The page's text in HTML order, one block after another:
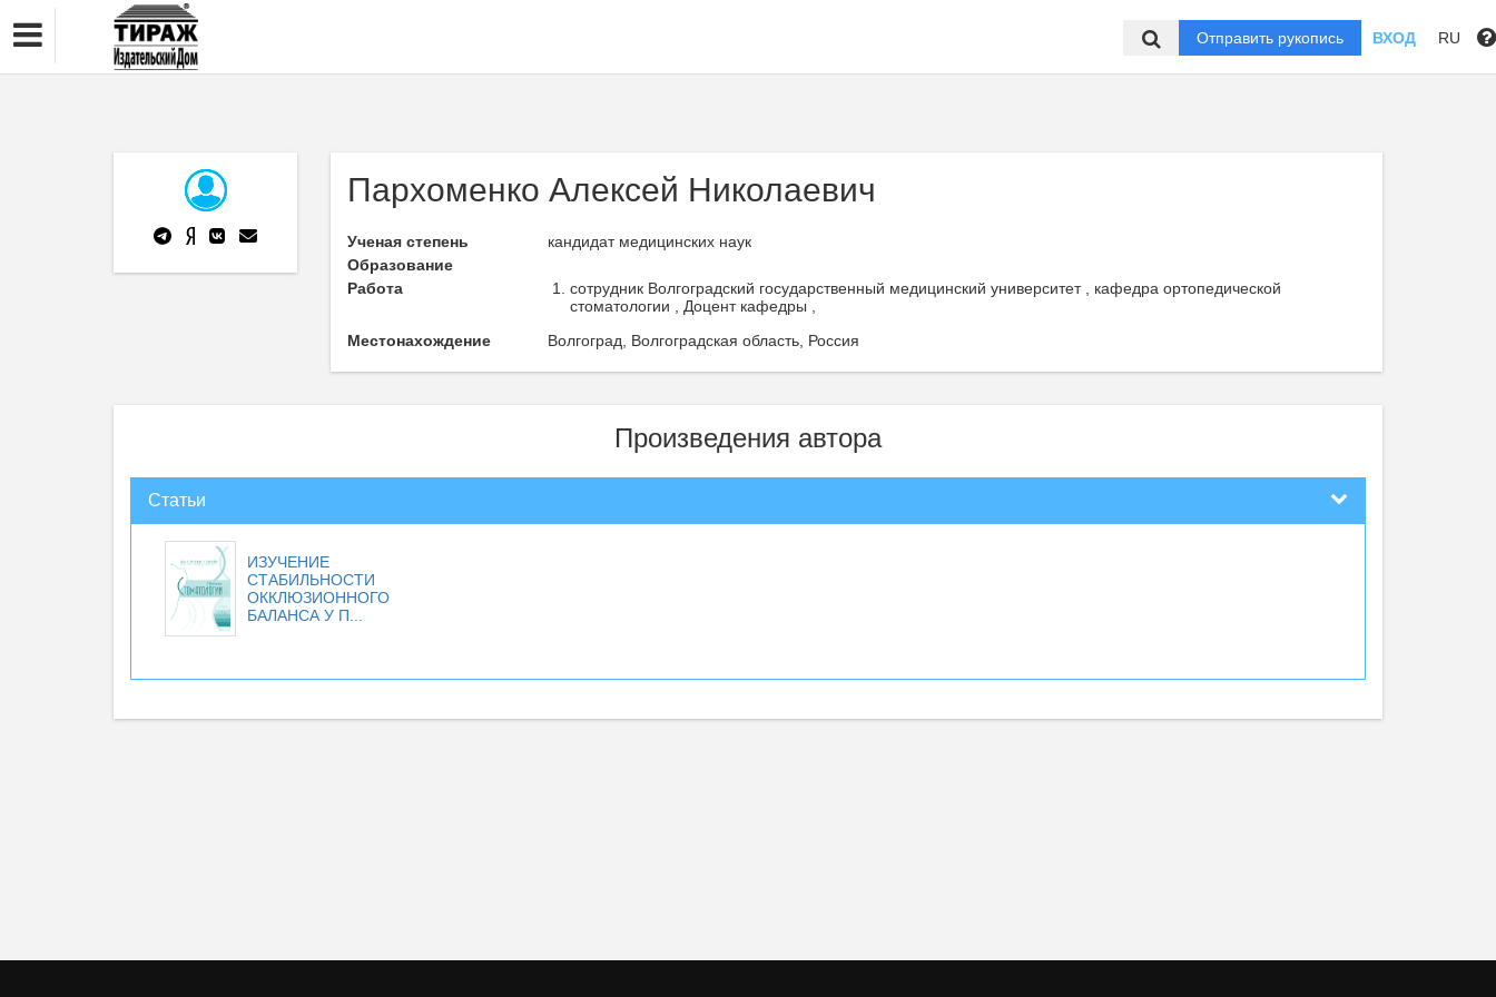
Отправить рукопись ВХОД RU
Пархоменко Алексей Николаевич
Ученая степень
кандидат медицинских наук
Образование
Работа
сотрудник Волгоградский государственный медицинский университет , кафедра ортопедической
стоматологии , Доцент кафедры ,
Местонахождение
Волгоград, Волгоградская область, Россия
Произведения автора
Статьи
ИЗУЧЕНИЕ
СТАБИЛЬНОСТИ
ОККЛЮЗИОННОГО
БАЛАНСА У П...